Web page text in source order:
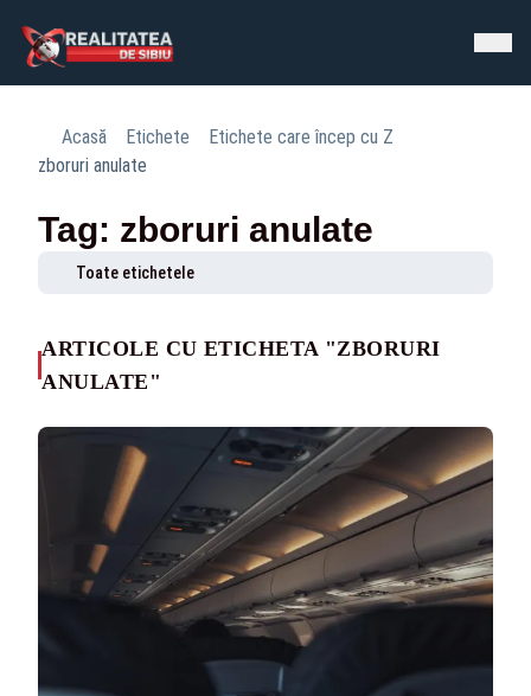
Acasă Etichete
Etichete care încep cu Z
zboruri anulate
Tag: zboruri anulate
Toate etichetele
ARTICOLE CU ETICHETA "ZBORURI
ANULATE"